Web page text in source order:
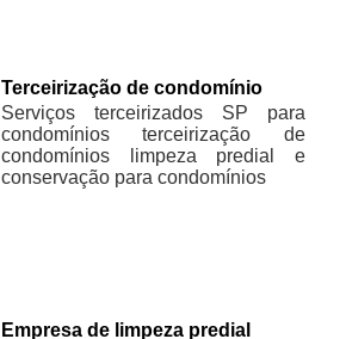
Terceirização de condomínio
Serviços terceirizados SP para
condomínios terceirização de
condomínios limpeza predial e
conservação para condomínios
Empresa de limpeza predial